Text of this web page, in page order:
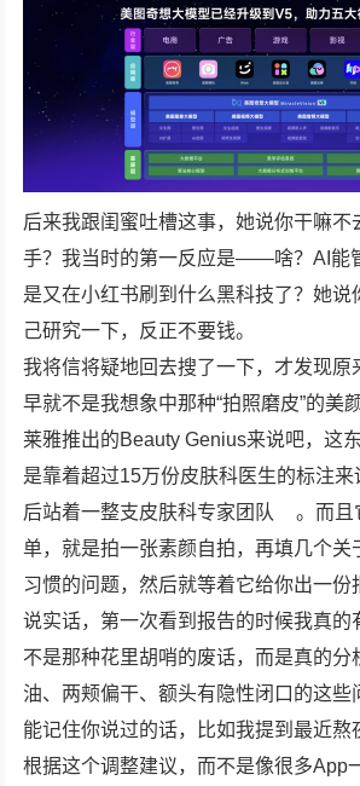
后来我跟闺蜜吐槽这事，她说你干嘛不
手？我当时的第一反应是——啥？AI能
是又在小红书刷到什么黑科技了？她说
己研究一下，反正不要钱。
我将信将疑地回去搜了一下，才发现原
早就不是我想象中那种“拍照磨皮”的美
莱雅推出的Beauty Genius来说吧，这
是靠着超过15万份皮肤科医生的标注
后站着一整支皮肤科专家团队
。而且
单，就是拍一张素颜自拍，再填几个关
习惯的问题，然后就等着它给你出一份
说实话，第一次看到报告的时候我真
不是那种花里胡哨的废话，而是真的分
油、两颊偏干、额头有隐性闭口的这些
能记住你说过的话，比如我提到最近熬
根据这个调整建议，而不是像很多App